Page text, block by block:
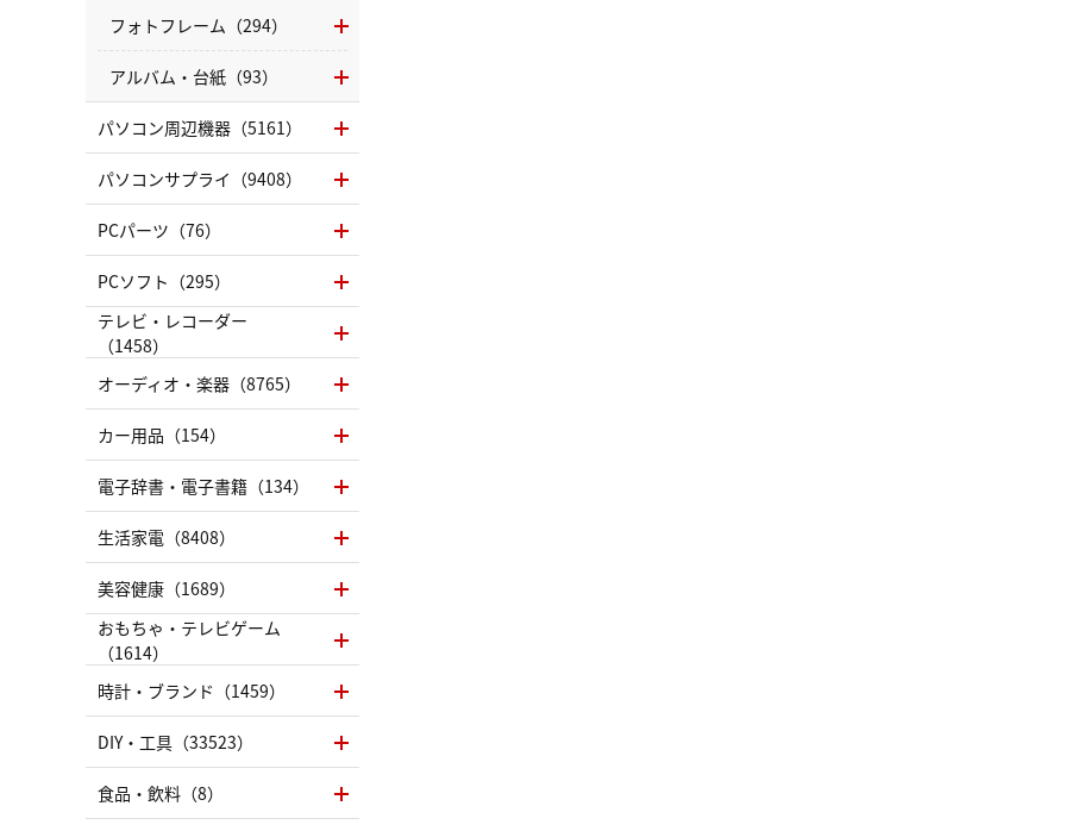
フォトフレーム（294）
アルバム・台紙（93）
パソコン周辺機器（5161）
パソコンサプライ（9408）
PCパーツ（76）
PCソフト（295）
テレビ・レコーダー
（1458）
オーディオ・楽器（8765）
カー用品（154）
電子辞書・電子書籍（134）
生活家電（8408）
美容健康（1689）
おもちゃ・テレビゲーム
（1614）
時計・ブランド（1459）
DIY・工具（33523）
食品・飲料（8）